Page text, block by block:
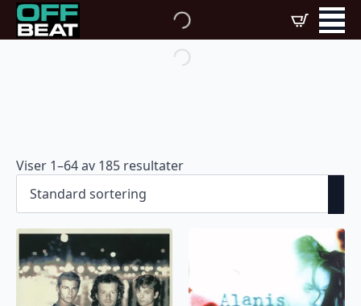
Viser 1–64 av 185 resultater